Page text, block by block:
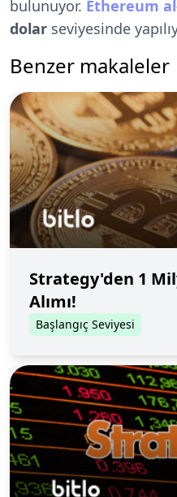
bulunuyor. Ethereum
dolar seviyesinde
Benzer makaleler
Strategy'den 1
Alımı!
Başlangıç Seviyesi